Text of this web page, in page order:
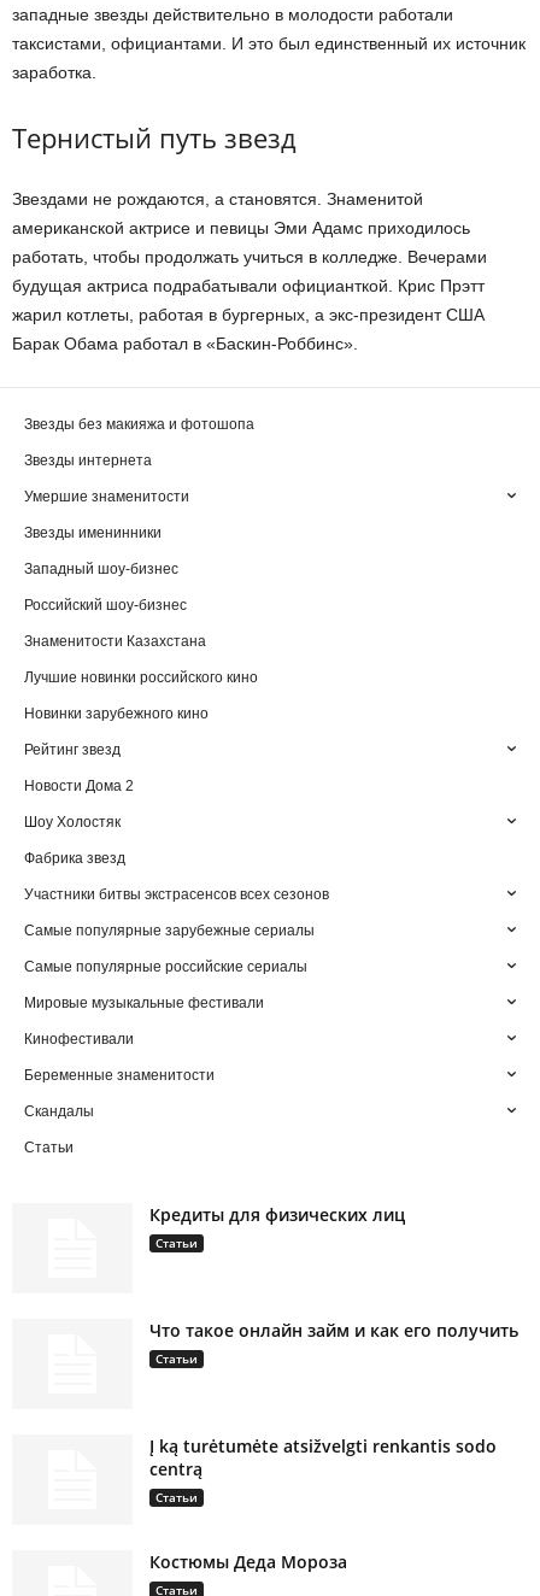
западные звезды действительно в молодости работали
таксистами, официантами. И это был единственный их источник
заработка.
Тернистый путь звезд
Звездами не рождаются, а становятся. Знаменитой
американской актрисе и певицы Эми Адамс приходилось
работать, чтобы продолжать учиться в колледже. Вечерами
будущая актриса подрабатывали официанткой. Крис Прэтт
жарил котлеты, работая в бургерных, а экс-президент США
Барак Обама работал в «Баскин-Роббинс».
Звезды без макияжа и фотошопа
Звезды интернета
Умершие знаменитости
Звезды именинники
Западный шоу-бизнес
Российский шоу-бизнес
Знаменитости Казахстана
Лучшие новинки российского кино
Новинки зарубежного кино
Рейтинг звезд
Новости Дома 2
Шоу Холостяк
Фабрика звезд
Участники битвы экстрасенсов всех сезонов
Самые популярные зарубежные сериалы
Самые популярные российские сериалы
Мировые музыкальные фестивали
Кинофестивали
Беременные знаменитости
Скандалы
Статьи
Кредиты для физических лиц
Статьи
Что такое онлайн займ и как его получить
Статьи
Į ką turėtumėte atsižvelgti renkantis sodo
centrą
Статьи
Костюмы Деда Мороза
Статьи